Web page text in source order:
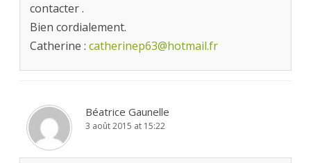
contacter .
Bien cordialement.
Catherine : catherinep63@hotmail.fr
Béatrice Gaunelle
3 août 2015 at 15:22